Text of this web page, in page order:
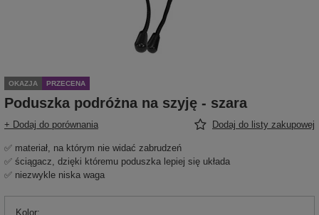
OKAZJA PRZECENA
Poduszka podróżna na szyję - szara
+ Dodaj do porównania Dodaj do listy zakupowej
✅ materiał, na którym nie widać zabrudzeń
✅ ściągacz, dzięki któremu poduszka lepiej się układa
✅ niezwykle niska waga
Kolor